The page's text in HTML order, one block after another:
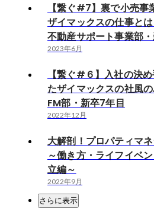
【繋ぐ#7】裏で小売事
ザイマックスの仕事と
不動産サポート事業部
2023年6月
【繋ぐ#６】入社の決
たザイマックスの社風
FM部・新卒7年目
2022年12月
大解剖！プロパティマ
～働き方・ライフイベ
立編～
2022年9月
さらに表示